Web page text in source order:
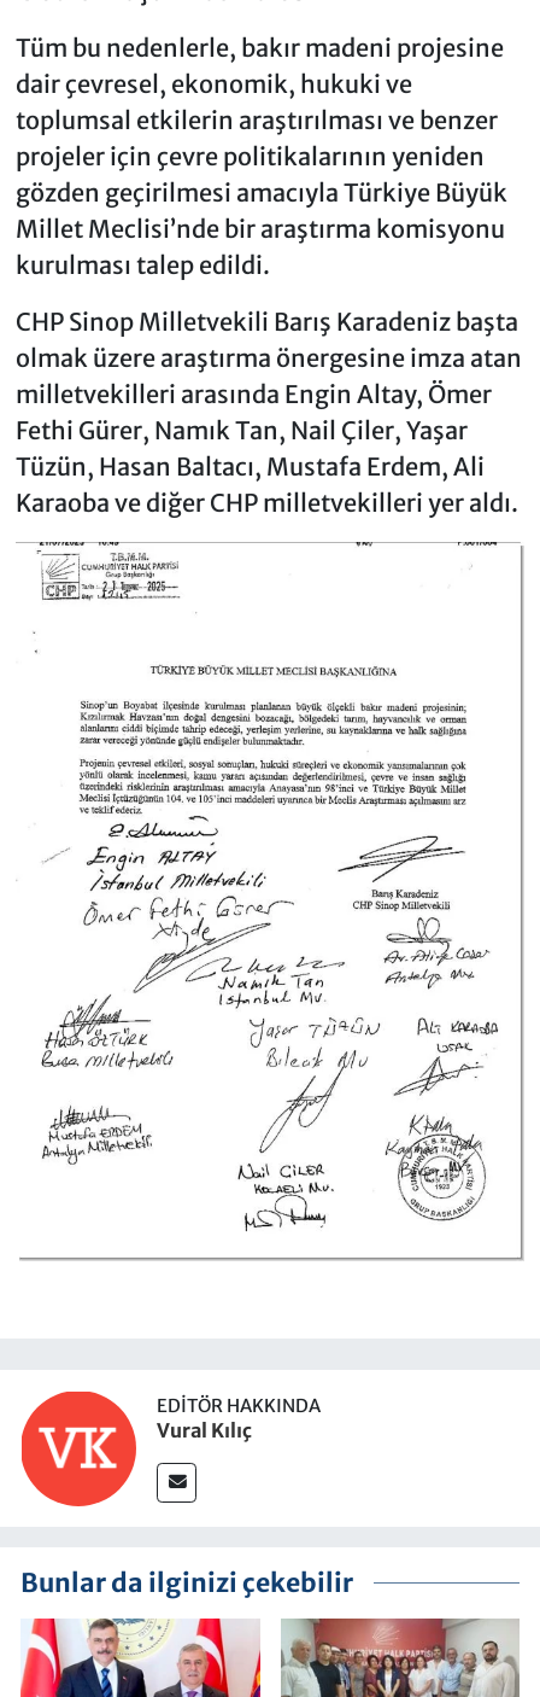
Tüm bu nedenlerle, bakır madeni projesine
dair çevresel, ekonomik, hukuki ve
toplumsal etkilerin araştırılması ve benzer
projeler için çevre politikalarının yeniden
gözden geçirilmesi amacıyla Türkiye Büyük
Millet Meclisi’nde bir araştırma komisyonu
kurulması talep edildi.
CHP Sinop Milletvekili Barış Karadeniz başta
olmak üzere araştırma önergesine imza atan
milletvekilleri arasında Engin Altay, Ömer
Fethi Gürer, Namık Tan, Nail Çiler, Yaşar
Tüzün, Hasan Baltacı, Mustafa Erdem, Ali
Karaoba ve diğer CHP milletvekilleri yer aldı.
EDITÖR HAKKINDA
Vural Kılıç
Bunlar da ilginizi çekebilir